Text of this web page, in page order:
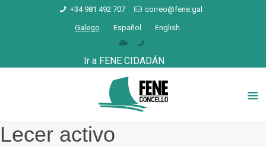
+34 981 492 707 correo@fene.gal
Galego Español English
Ir a FENE CIDADÁN
Lecer activo